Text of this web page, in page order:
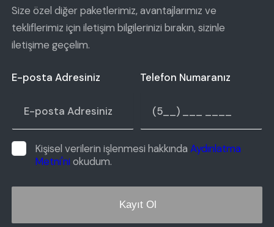
Size özel diğer paketlerimiz, avantajlarımız ve
tekliflerimiz için iletişim bilgilerinizi bırakın, sizinle
iletişime geçelim.
E-posta Adresiniz Telefon Numaranız
Kişisel verilerin işlenmesi hakkındaAydınlatma
Metni'ni okudum.
Kayıt Ol